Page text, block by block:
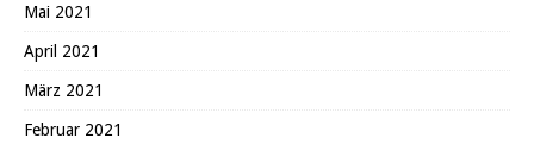
Mai 2021
April 2021
März 2021
Februar 2021